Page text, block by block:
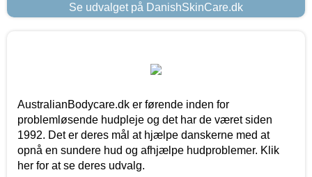
Se udvalget på DanishSkinCare.dk
AustralianBodycare.dk er førende inden for
problemløsende hudpleje og det har de været siden
1992. Det er deres mål at hjælpe danskerne med at
opnå en sundere hud og afhjælpe hudproblemer. Klik
her for at se deres udvalg.